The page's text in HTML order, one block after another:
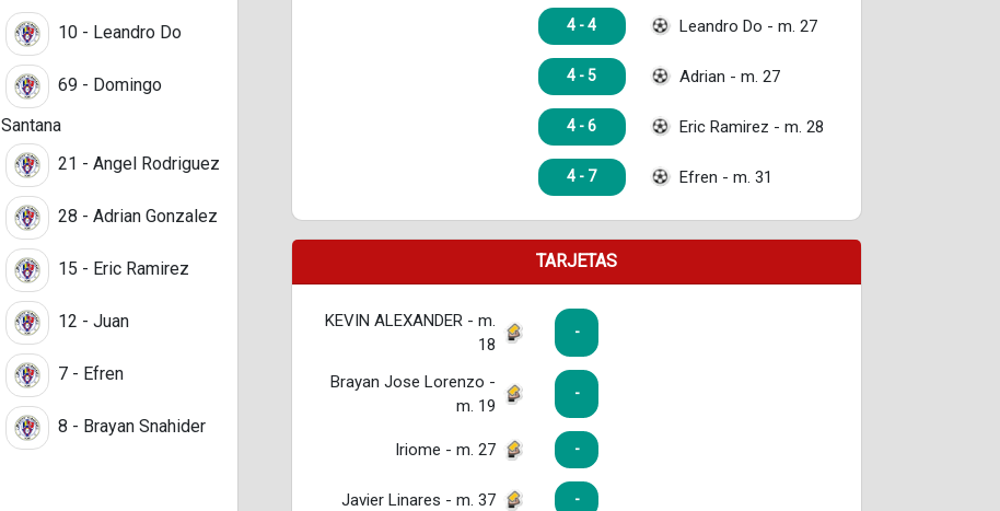
10 - Leandro Do
69 - Domingo
Santana
21 - Angel Rodriguez
28 - Adrian Gonzalez
15 - Eric Ramirez
12 - Juan
7 - Efren
8 - Brayan Snahider
4 - 4 Leandro Do - m. 27
4 - 5 Adrian - m. 27
4 - 6 Eric Ramirez - m. 28
4 - 7 Efren - m. 31
TARJETAS
KEVIN ALEXANDER - m.
18
-
Brayan Jose Lorenzo -
m. 19
-
Iriome - m. 27 -
Javier Linares - m. 37 -